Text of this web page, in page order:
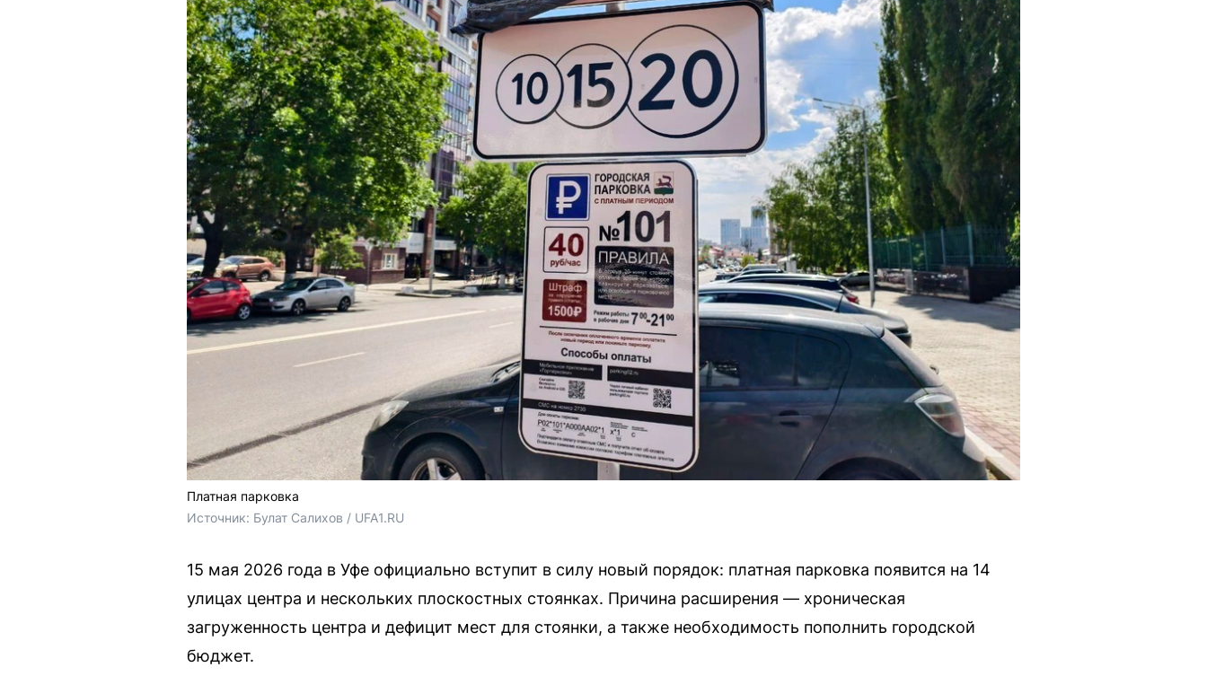
Платная парковка
Источник: Булат Салихов / UFA1.RU
15 мая 2026 года в Уфе официально вступит в силу новый порядок: платная парковка появится на 14
улицах центра и нескольких плоскостных стоянках. Причина расширения — хроническая
загруженность центра и дефицит мест для стоянки, а также необходимость пополнить городской
бюджет.